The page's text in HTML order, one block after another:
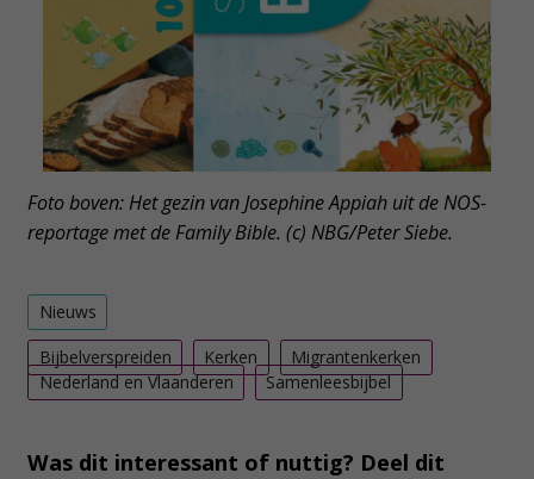
Foto boven: Het gezin van Josephine Appiah uit de NOS-
reportage met de Family Bible. (c) NBG/Peter Siebe.
Nieuws
Bijbelverspreiden Kerken
Migrantenkerken
Nederland en Vlaanderen
Samenleesbijbel
Was dit interessant of nuttig? Deel dit